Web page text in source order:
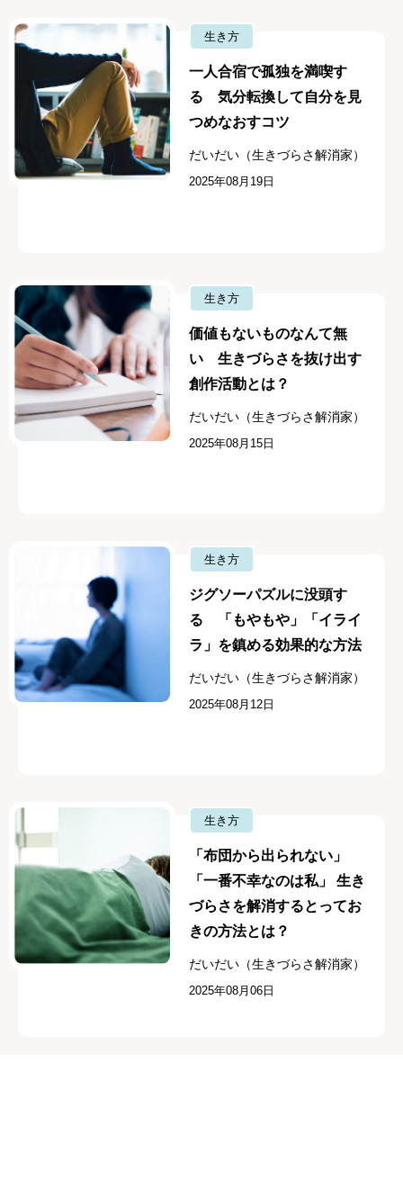
生き方
一人合宿で孤独を満喫す
る 気分転換して自分を見
つめなおすコツ
だいだい（生きづらさ解消家）
2025年08月19日
生き方
価値もないものなんて無
い 生きづらさを抜け出す
創作活動とは？
だいだい（生きづらさ解消家）
2025年08月15日
生き方
ジグソーパズルに没頭す
る 「もやもや」「イライ
ラ」を鎮める効果的な方法
だいだい（生きづらさ解消家）
2025年08月12日
生き方
「布団から出られない」
「一番不幸なのは私」 生き
づらさを解消するとってお
きの方法とは？
だいだい（生きづらさ解消家）
2025年08月06日